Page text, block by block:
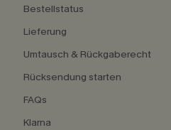
Bestellstatus
Lieferung
Umtausch & Rückgaberecht
Rücksendung starten
FAQs
Klarna